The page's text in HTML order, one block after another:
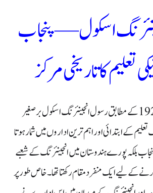
اسکول — پنجاب
تعلیم کا تاریخی مرکز
گزٹیئر آف گجرات 1921 کے مطابق رسول انجینئرنگ اسکول برصغیر
تعلیم کے ابتدائی اور اہم ترین اداروں میں شمار ہوتا
بلکہ پورے ہندوستان میں انجینئرنگ کے شعبے
کے لیے ایک منفرد مقام رکھتا تھا۔ خاص طور پر